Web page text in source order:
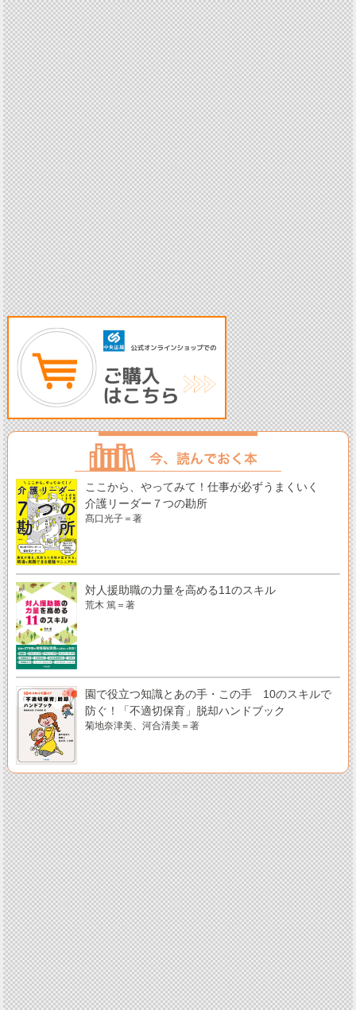
ここから、やってみて！仕事が必ずうまくいく
介護リーダー７つの勘所
髙口光子＝著
対人援助職の力量を高める11のスキル
荒木 篤＝著
園で役立つ知識とあの手・この手 10のスキルで
防ぐ！「不適切保育」脱却ハンドブック
菊地奈津美、河合清美＝著